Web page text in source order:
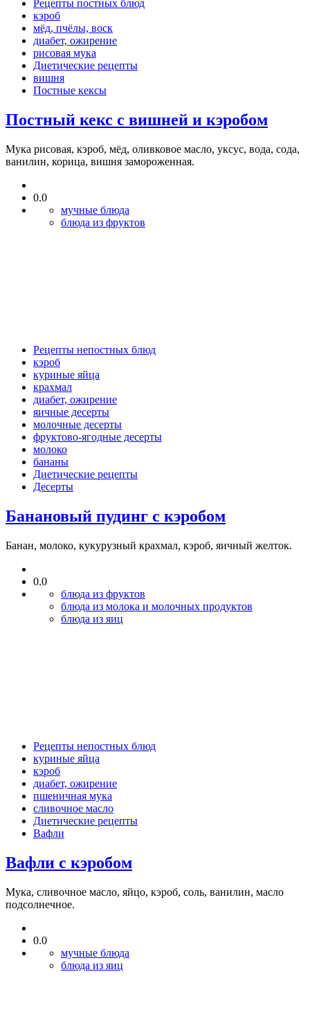
Рецепты постных блюд
кэроб
мёд, пчёлы, воск
диабет, ожирение
рисовая мука
Диетические рецепты
вишня
Постные кексы
Постный кекс с вишней и кэробом
Мука рисовая, кэроб, мёд, оливковое масло, уксус, вода, сода,
ванилин, корица, вишня замороженная.
0.0
мучные блюда
блюда из фруктов
Рецепты непостных блюд
кэроб
куриные яйца
крахмал
диабет, ожирение
яичные десерты
молочные десерты
фруктово-ягодные десерты
молоко
бананы
Диетические рецепты
Десерты
Банановый пудинг с кэробом
Банан, молоко, кукурузный крахмал, кэроб, яичный желток.
0.0
блюда из фруктов
блюда из молока и молочных продуктов
блюда из яиц
Рецепты непостных блюд
куриные яйца
кэроб
диабет, ожирение
пшеничная мука
сливочное масло
Диетические рецепты
Вафли
Вафли с кэробом
Мука, сливочное масло, яйцо, кэроб, соль, ванилин, масло
подсолнечное.
0.0
мучные блюда
блюда из яиц